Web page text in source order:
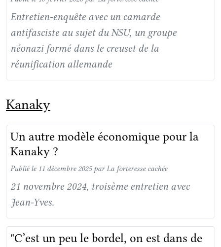
Entretien-enquête avec un camarde
antifasciste au sujet du NSU, un groupe
néonazi formé dans le creuset de la
réunification allemande
Kanaky
Un autre modèle économique pour la
Kanaky ?
Publié le 11 décembre 2025 par La forteresse cachée
21 novembre 2024, troisème entretien avec
Jean-Yves.
"C’est un peu le bordel, on est dans de